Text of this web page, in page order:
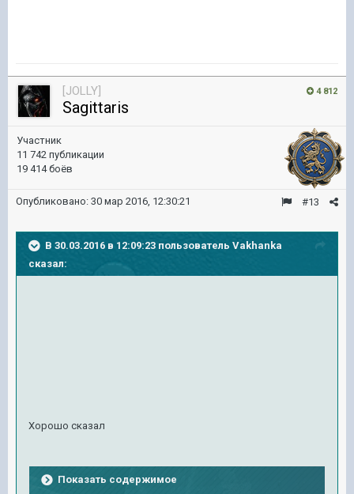
4 812
[JOLLY]
Sagittaris
Участник
11 742 публикации
19 414 боёв
#13
Опубликовано: 30 мар 2016, 12:30:21
В 30.03.2016 в 12:09:23 пользователь Vakhanka
сказал:
Хорошо сказал
Показать содержимое